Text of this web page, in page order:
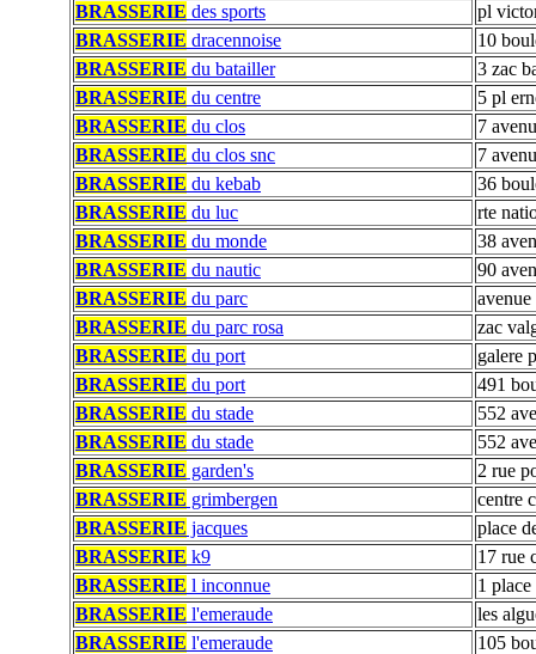
BRASSERIE des sports
pl
BRASSERIE dracennoise
10
BRASSERIE du batailler
3 zac
BRASSERIE du centre
5 pl
BRASSERIE du clos
7
BRASSERIE du clos snc
7
BRASSERIE du kebab
36
BRASSERIE du luc
rte
BRASSERIE du monde
38
BRASSERIE du nautic
90
BRASSERIE du parc
BRASSERIE du parc rosa
zac
BRASSERIE du port
galere
BRASSERIE du port
491
BRASSERIE du stade
552
BRASSERIE du stade
552
BRASSERIE garden's
2 rue
BRASSERIE grimbergen
centre
BRASSERIE jacques
place
BRASSERIE k9
17 rue
BRASSERIE l inconnue
1
BRASSERIE l'emeraude
les
BRASSERIE l'emeraude
105